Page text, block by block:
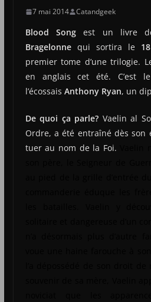
7 mai 2014 Catandgeek
Blood Song est un livre
Bragelonnequi sortira le
premier tome d’une trilogie.
en anglais cet été. C’est
l’écossais Anthony Ryan, un
De quoi ça parle? Vaelin al
Ordre, a été entraîné dès son
tuer au nom de la Foi.